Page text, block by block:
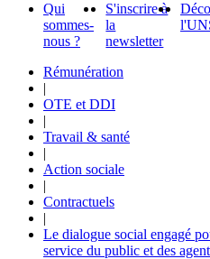
Qui
sommes-
nous ?
S'inscrire à
la
newsletter
Rémunération
|
OTE et DDI
|
Travail & santé
|
Action sociale
|
Contractuels
|
Le dialogue social engagé
service du public et des